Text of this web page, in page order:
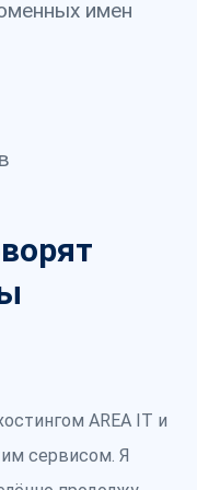
имен
AREA IT и
сервисом. Я